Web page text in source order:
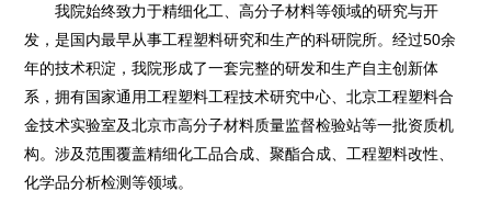
我院始终致力于精细化工、高分子材料等领域的研究与开
发，是国内最早从事工程塑料研究和生产的科研院所。经过50余
年的技术积淀，我院形成了一套完整的研发和生产自主创新体
系，拥有国家通用工程塑料工程技术研究中心、北京工程塑料合
金技术实验室及北京市高分子材料质量监督检验站等一批资质机
构。涉及范围覆盖精细化工品合成、聚酯合成、工程塑料改性、
化学品分析检测等领域。